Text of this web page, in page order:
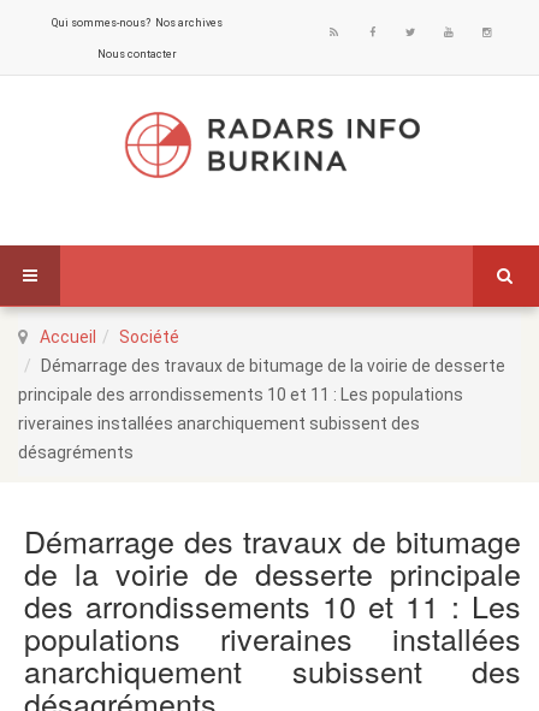
Qui sommes-nous? Nos archives
Nous contacter
Accueil
Société
Démarrage des travaux de bitumage de la voirie de desserte
principale des arrondissements 10 et 11 : Les populations
riveraines installées anarchiquement subissent des
désagréments
Démarrage des travaux de bitumage
de la voirie de desserte principale
des arrondissements 10 et 11 : Les
populations riveraines installées
anarchiquement subissent des